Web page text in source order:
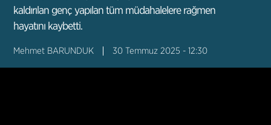
kaldırılan genç yapılan tüm müdahalelere rağmen
hayatını kaybetti.
Mehmet BARUNDUK 30 Temmuz 2025 - 12:30